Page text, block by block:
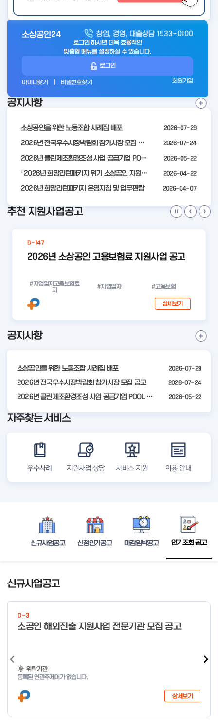
아
전
소상공인24 창업, 경영, 대출상담 1533-0100
로그인 하시면 더욱 효율적인
맞춤형 메뉴를 설정하실 수 있습니다.
로그인
아이디찾기 비밀번호찾기 회원가입
공지사항
소상공인을 위한 노동조합 사례집 배포 2026-07-29
2026년 전국우수시장박람회 참가시장 모집 공고 2026-07-24
2026년 클린제조환경조성 사업 공급기업 POOL 안내 2026-05-22
「2026년 희망리턴패키지 위기 소상공인 지원」모집 통합 2차 수정 공고 2026-04-22
2026년 희망리턴패키지 운영지침 및 업무편람 2026-04-07
공
추천 지원사업공고
D-147
2026년 소상공인 고용보험료 지원사업 공고
#자영업자고용보험료
지
#자영업자 #고용보험
상세보기
I
4
공지사항
소상공인을 위한 노동조합 사례집 배포 2026-07-29
2026년 전국우수시장박람회 참가시장 모집 공고 2026-07-24
2026년 클린제조환경조성 사업 공급기업 POOL 안내 2026-05-22
공
항
보
기
자주찾는 서비스
우수사례 지원사업 상담 서비스 지원 이용 안내
신규사업공고 신청인기공고 마감임박공고 인기조회 공고
신규사업공고
D-3
소공인 해외진출 지원사업 전문기관 모집 공고
위탁기관
등록된 연관주제어가 없습니다.
상세보기